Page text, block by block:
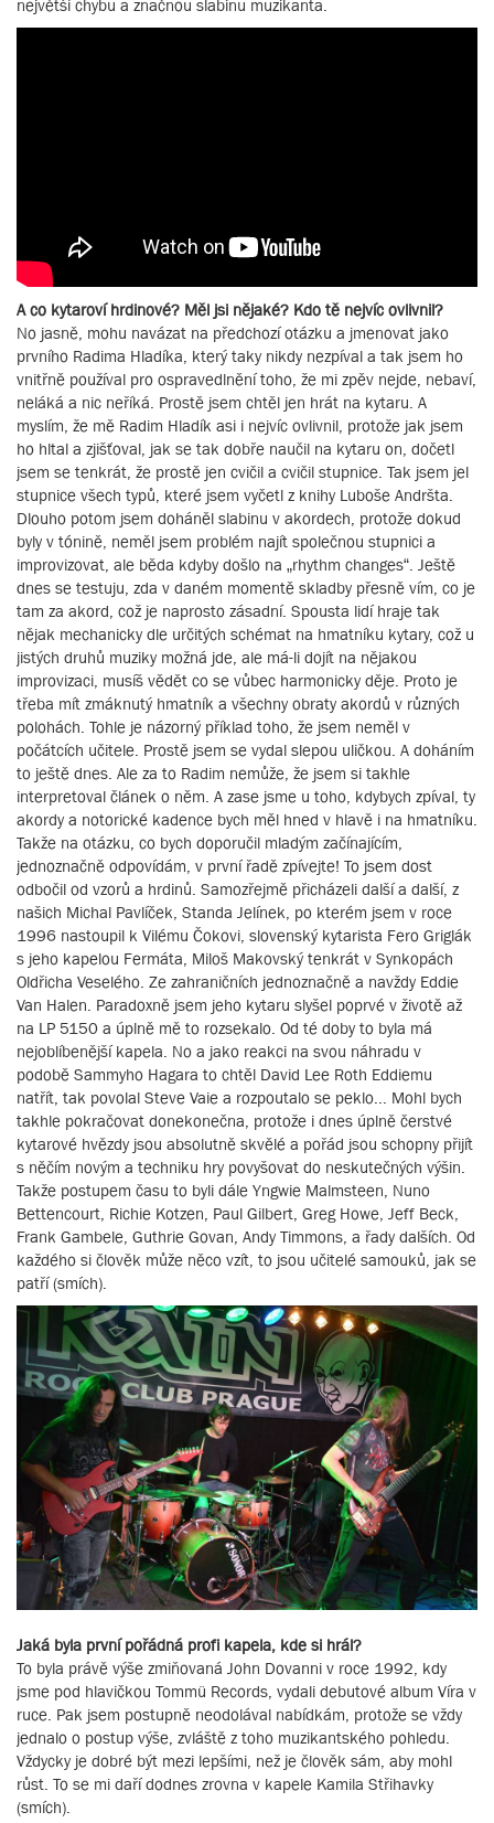
největší chybu a značnou slabinu muzikanta.
A co kytaroví hrdinové? Měl jsi nějaké? Kdo tě nejvíc ovlivnil?
No jasně, mohu navázat na předchozí otázku a jmenovat jako
prvního Radima Hladíka, který taky nikdy nezpíval a tak jsem ho
vnitřně používal pro ospravedlnění toho, že mi zpěv nejde, nebaví,
neláká a nic neříká. Prostě jsem chtěl jen hrát na kytaru. A
myslím, že mě Radim Hladík asi i nejvíc ovlivnil, protože jak jsem
ho hltal a zjišťoval, jak se tak dobře naučil na kytaru on, dočetl
jsem se tenkrát, že prostě jen cvičil a cvičil stupnice. Tak jsem jel
stupnice všech typů, které jsem vyčetl z knihy Luboše Andršta.
Dlouho potom jsem doháněl slabinu v akordech, protože dokud
byly v tónině, neměl jsem problém najít společnou stupnici a
improvizovat, ale běda kdyby došlo na „rhythm changes“. Ještě
dnes se testuju, zda v daném momentě skladby přesně vím, co je
tam za akord, což je naprosto zásadní. Spousta lidí hraje tak
nějak mechanicky dle určitých schémat na hmatníku kytary, což u
jistých druhů muziky možná jde, ale má-li dojít na nějakou
improvizaci, musíš vědět co se vůbec harmonicky děje. Proto je
třeba mít zmáknutý hmatník a všechny obraty akordů v různých
polohách. Tohle je názorný příklad toho, že jsem neměl v
počátcích učitele. Prostě jsem se vydal slepou uličkou. A doháním
to ještě dnes. Ale za to Radim nemůže, že jsem si takhle
interpretoval článek o něm. A zase jsme u toho, kdybych zpíval, ty
akordy a notorické kadence bych měl hned v hlavě i na hmatníku.
Takže na otázku, co bych doporučil mladým začínajícím,
jednoznačně odpovídám, v první řadě zpívejte! To jsem dost
odbočil od vzorů a hrdinů. Samozřejmě přicházeli další a další, z
našich Michal Pavlíček, Standa Jelínek, po kterém jsem v roce
1996 nastoupil k Vilému Čokovi, slovenský kytarista Fero Griglák
s jeho kapelou Fermáta, Miloš Makovský tenkrát v Synkopách
Oldřicha Veselého. Ze zahraničních jednoznačně a navždy Eddie
Van Halen. Paradoxně jsem jeho kytaru slyšel poprvé v životě až
na LP 5150 a úplně mě to rozsekalo. Od té doby to byla má
nejoblíbenější kapela. No a jako reakci na svou náhradu v
podobě Sammyho Hagara to chtěl David Lee Roth Eddiemu
natřít, tak povolal Steve Vaie a rozpoutalo se peklo... Mohl bych
takhle pokračovat donekonečna, protože i dnes úplně čerstvé
kytarové hvězdy jsou absolutně skvělé a pořád jsou schopny přijít
s něčím novým a techniku hry povyšovat do neskutečných výšin.
Takže postupem času to byli dále Yngwie Malmsteen, Nuno
Bettencourt, Richie Kotzen, Paul Gilbert, Greg Howe, Jeff Beck,
Frank Gambele, Guthrie Govan, Andy Timmons, a řady dalších. Od
každého si člověk může něco vzít, to jsou učitelé samouků, jak se
patří (smích).
Jaká byla první pořádná profi kapela, kde si hrál?
To byla právě výše zmiňovaná John Dovanni v roce 1992, kdy
jsme pod hlavičkou Tommü Records, vydali debutové album Víra v
ruce. Pak jsem postupně neodolával nabídkám, protože se vždy
jednalo o postup výše, zvláště z toho muzikantského pohledu.
Vždycky je dobré být mezi lepšími, než je člověk sám, aby mohl
růst. To se mi daří dodnes zrovna v kapele Kamila Střihavky
(smích).